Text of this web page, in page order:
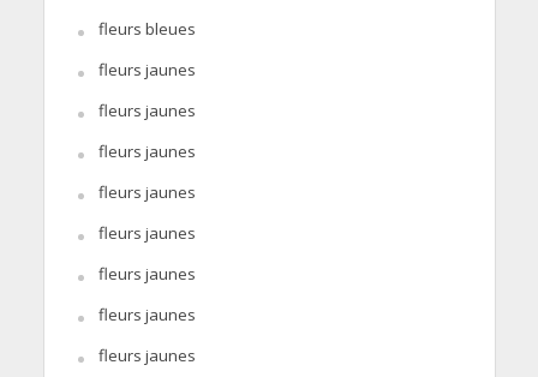
fleurs bleues
fleurs jaunes
fleurs jaunes
fleurs jaunes
fleurs jaunes
fleurs jaunes
fleurs jaunes
fleurs jaunes
fleurs jaunes